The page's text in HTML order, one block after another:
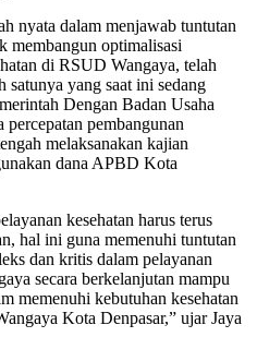
nyata dalam menjawab tuntutan
membangun optimalisasi
di RSUD Wangaya, telah
satunya yang saat ini sedang
Dengan Badan Usaha
pembangunan
melaksanakan kajian
dana APBD Kota
kesehatan harus terus
hal ini guna memenuhi tuntutan
dan kritis dalam pelayanan
secara berkelanjutan mampu
memenuhi kebutuhan kesehatan
Kota Denpasar,” ujar Jaya